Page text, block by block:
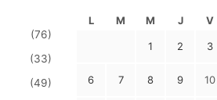
(76)
(33)
(49)
L M M J V
1 2 3
6 7 8 9 10